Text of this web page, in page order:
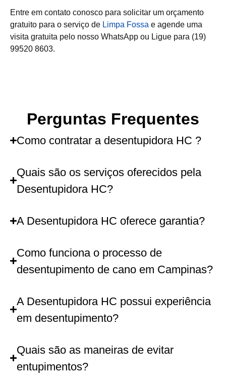
Entre em contato conosco para solicitar um orçamento
gratuito para o serviço de Limpa Fossa e agende uma
visita gratuita pelo nosso WhatsApp ou Ligue para (19)
99520 8603.
Perguntas Frequentes
Como contratar a desentupidora HC ?
Quais são os serviços oferecidos pela
Desentupidora HC?
A Desentupidora HC oferece garantia?
Como funciona o processo de
desentupimento de cano em Campinas?
A Desentupidora HC possui experiência
em desentupimento?
Quais são as maneiras de evitar
entupimentos?